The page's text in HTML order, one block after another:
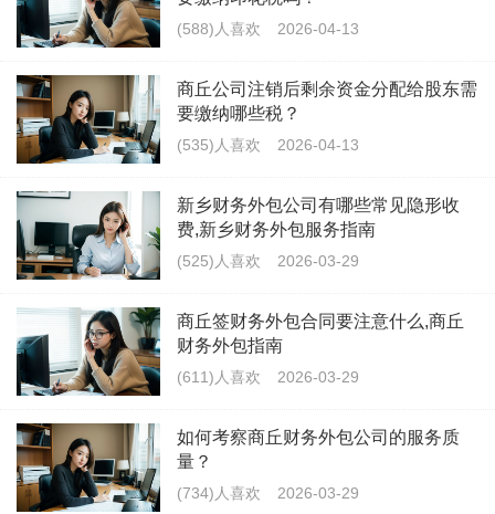
(588)人喜欢 2026-04-13
商丘公司注销后剩余资金分配给股东需
要缴纳哪些税？
(535)人喜欢 2026-04-13
新乡财务外包公司有哪些常见隐形收
费,新乡财务外包服务指南
(525)人喜欢 2026-03-29
商丘签财务外包合同要注意什么,商丘
财务外包指南
(611)人喜欢 2026-03-29
如何考察商丘财务外包公司的服务质
量？
(734)人喜欢 2026-03-29